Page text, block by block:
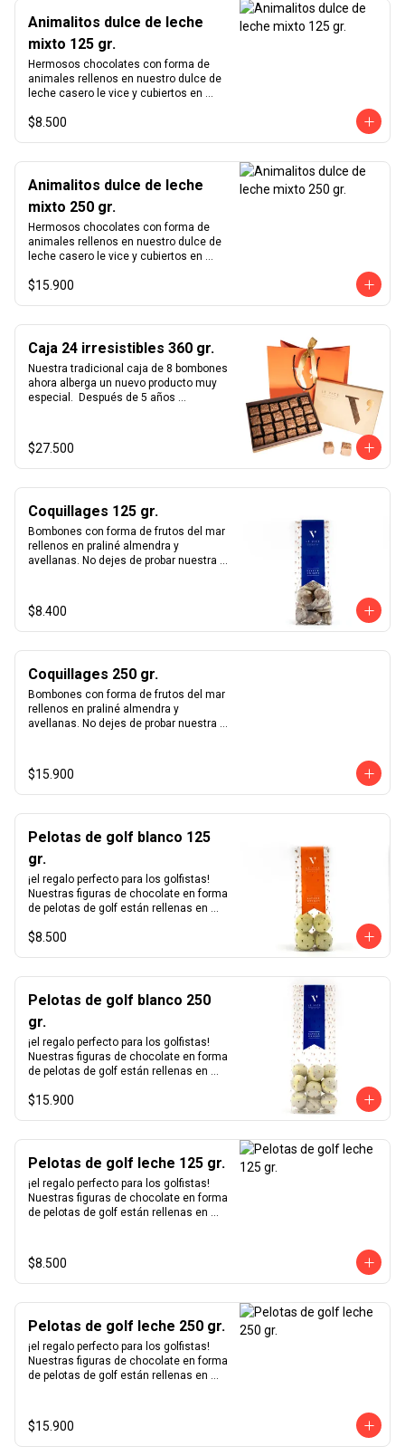
Animalitos dulce de leche
mixto 125 gr.
Hermosos chocolates con forma de
animales rellenos en nuestro dulce de
leche casero le vice y cubiertos en
blanco.
$8.500
Animalitos dulce de leche
mixto 250 gr.
Hermosos chocolates con forma de
animales rellenos en nuestro dulce de
leche casero le vice y cubiertos en
blanco.
$15.900
Caja 24 irresistibles 360 gr.
Nuestra tradicional caja de 8 bombones
ahora alberga un nuevo producto muy
especial.  Después de 5 años
nuestros nuevos  irresistibles .
Constantes mejoras en nuestra receta
nos permitieron lograr un chocolate
simplemente inolvidable.  Estos cubos
maldon y topping de almendras
tostadas cubiertas en chocolate de
leche 33%, hacen gala de su nombre.
Ideales para regalar y transportar pues
recomendamos.
$27.500
Coquillages 125 gr.
Bombones con forma de frutos del mar
rellenos en praliné almendra y
avellanas. No dejes de probar nuestra
$8.400
Coquillages 250 gr.
Bombones con forma de frutos del mar
rellenos en praliné almendra y
avellanas. No dejes de probar nuestra
$15.900
Pelotas de golf blanco 125
gr.
¡el regalo perfecto para los golfistas!
Nuestras figuras de chocolate en forma
de pelotas de golf están rellenas en
avellanas hecho en casa y bañadas en
$8.500
Pelotas de golf blanco 250
gr.
¡el regalo perfecto para los golfistas!
Nuestras figuras de chocolate en forma
de pelotas de golf están rellenas en
avellanas hecho en casa y bañadas en
$15.900
Pelotas de golf leche 125 gr.
¡el regalo perfecto para los golfistas!
Nuestras figuras de chocolate en forma
de pelotas de golf están rellenas en
un delicioso chocolate de leche.
$8.500
Pelotas de golf leche 250 gr.
¡el regalo perfecto para los golfistas!
Nuestras figuras de chocolate en forma
de pelotas de golf están rellenas en
un delicioso chocolate de leche.
$15.900